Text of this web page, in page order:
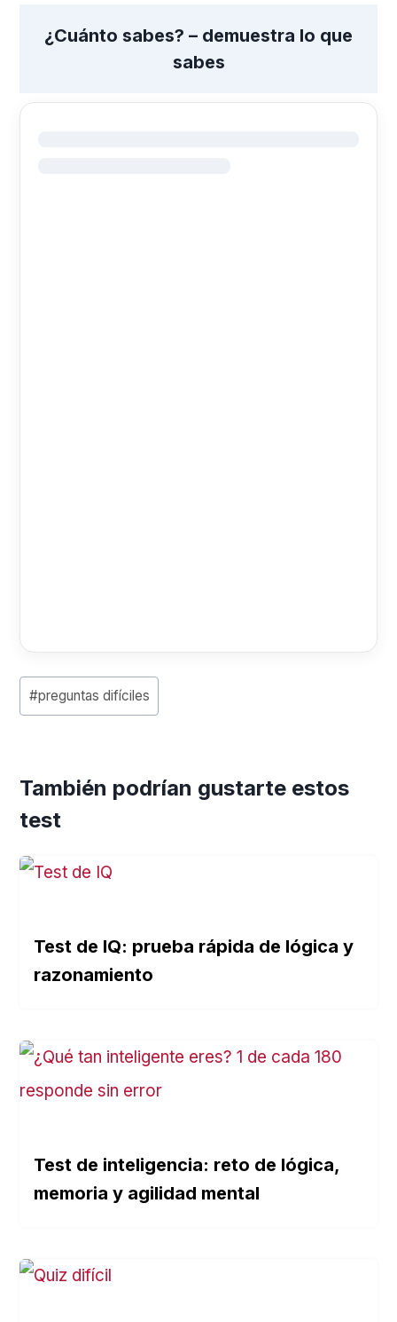
¿Cuánto sabes? – demuestra lo que
sabes
P
o
t
T
a
#preguntas difíciles
También podrían gustarte estos
test
Test de IQ: prueba rápida de lógica y
razonamiento
Test de inteligencia: reto de lógica,
memoria y agilidad mental